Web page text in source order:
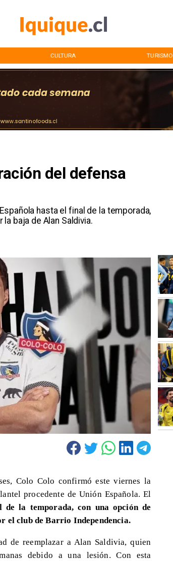
CULTURA TURISMO
del defensa
hasta el final de la temporada,
baja de Alan Saldivia.
Colo Colo confirmó este viernes la
procedente de Unión Española. El
de la temporada, con una opción de
el club de Barrio Independencia.
de reemplazar a Alan Saldivia, quien
debido a una lesión. Con esta